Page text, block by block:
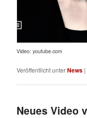
Video: youtube.com
Veröffentlicht unterNews |
Neues Video